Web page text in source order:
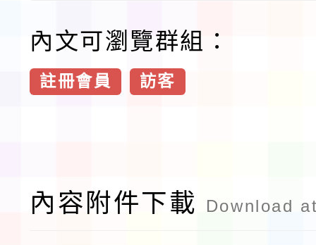
內文可瀏覽群組：
註冊會員 訪客
內容附件下載 Download